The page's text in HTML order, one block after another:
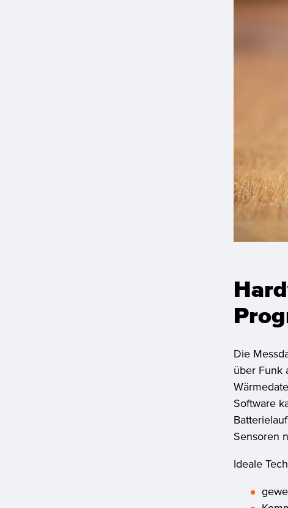
Die
über Funk
Software
Sensoren
Ideale